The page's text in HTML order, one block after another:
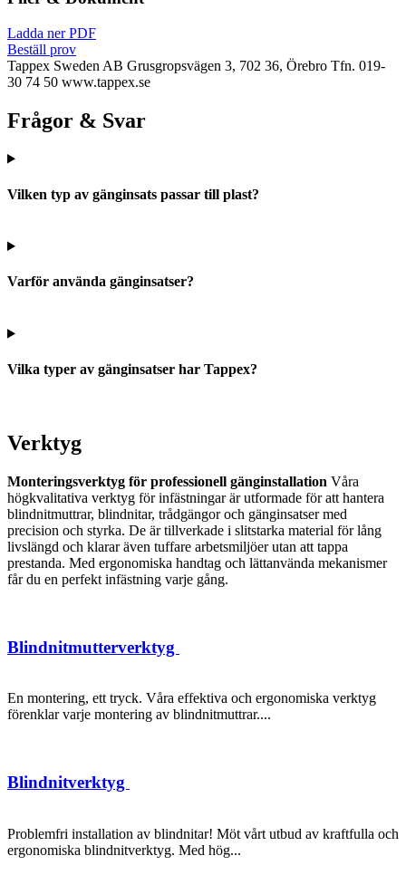
Ladda ner PDF
Beställ prov
Tappex Sweden AB Grusgropsvägen 3, 702 36, Örebro Tfn. 019-
30 74 50 www.tappex.se
Frågor & Svar
Vilken typ av gänginsats passar till plast?
Varför använda gänginsatser?
Vilka typer av gänginsatser har Tappex?
Verktyg
Monteringsverktyg för professionell gänginstallation Våra
högkvalitativa verktyg för infästningar är utformade för att hantera
blindnitmuttrar, blindnitar, trådgängor och gänginsatser med
precision och styrka. De är tillverkade i slitstarka material för lång
livslängd och klarar även tuffare arbetsmiljöer utan att tappa
prestanda. Med ergonomiska handtag och lättanvända mekanismer
får du en perfekt infästning varje gång.
Blindnitmutterverktyg
En montering, ett tryck. Våra effektiva och ergonomiska verktyg
förenklar varje montering av blindnitmuttrar....
Blindnitverktyg
Problemfri installation av blindnitar! Möt vårt utbud av kraftfulla och
ergonomiska blindnitverktyg. Med hög...